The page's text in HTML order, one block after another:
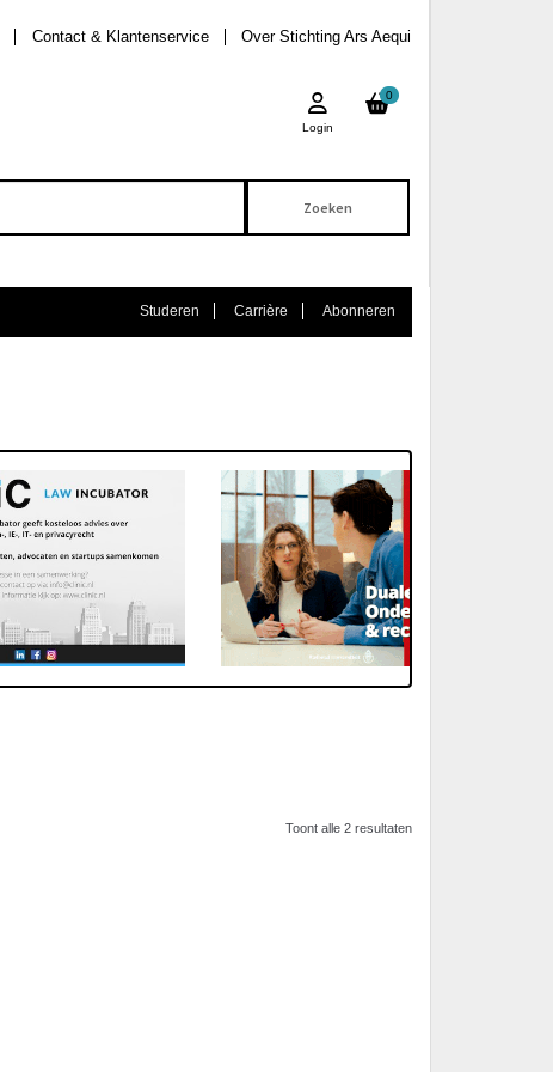
Over Stichting Ars Aequi
Contact & Klantenservice
0
Login
Studeren Carrière Abonneren
Toont alle 2 resultaten